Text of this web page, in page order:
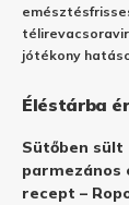
emésztés
télirevacsora
jótékony
Éléstárba
Sütőben sült
parmezános
recept –